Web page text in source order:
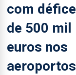
com défice
de 500 mil
euros nos
aeroportos